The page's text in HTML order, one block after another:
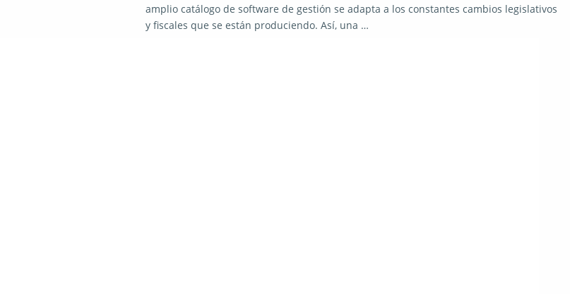
amplio catálogo de software de gestión se adapta a los constantes cambios legislativos
y fiscales que se están produciendo. Así, una …